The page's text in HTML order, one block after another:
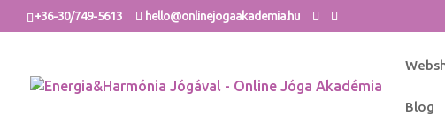
+36-30/749-5613 hello@onlinejogaakademia.hu
Blog